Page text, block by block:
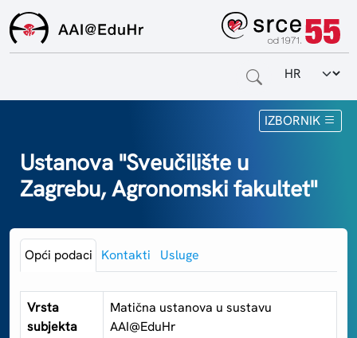
Odabir
IZBORNIK
Za krajnje korisnike
Za davatelje usluga
Za matične ustanove
O sustavu
Kontakt
Ustanova "Sveučilište u
Zagrebu, Agronomski fakultet"
Opći podaci Kontakti Usluge
Vrsta
subjekta
Matična ustanova u sustavu
AAI@EduHr